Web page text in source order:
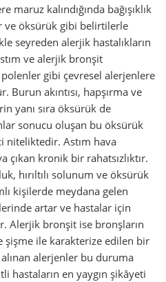
kalındığında bağışıklık
öksürük gibi belirtilerle
seyreden alerjik hastalıkların
ve alerjik bronşit
gibi çevresel alerjenlere
Burun akıntısı, hapşırma ve
yanı sıra öksürük de
sonucu oluşan bu öksürük
niteliktedir. Astım hava
çıkan kronik bir rahatsızlıktır.
hırıltılı solunum ve öksürük
kişilerde meydana gelen
artar ve hastalar için
Alerjik bronşit ise bronşların
şişme ile karakterize edilen bir
alerjenler bu duruma
hastaların en yaygın şikâyeti